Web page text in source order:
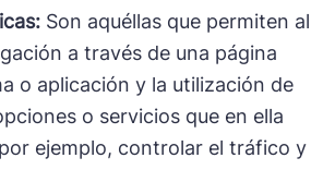
Son aquéllas que permiten al
a través de una página
o aplicación y la utilización de
o servicios que en ella
ejemplo, controlar el tráfico y